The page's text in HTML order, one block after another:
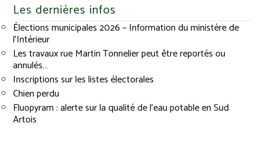
Les dernières infos
Élections municipales 2026 – Information du ministère de
l’Intérieur
Les travaux rue Martin Tonnelier peut être reportés ou
annulés…
Inscriptions sur les listes électorales
Chien perdu
Fluopyram : alerte sur la qualité de l’eau potable en Sud
Artois